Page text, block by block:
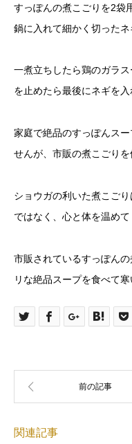
すっぽんの煮こごりを2袋
鍋に入れて細かく切ったネ
一煮立ちしたら鶏のガラ
を止めたら最後にネギを入
家庭で絶品のすっぽんス
せんが、市販の煮こごりを
ショウガの利いた煮こご
ではなく、心と体を温め
市販されているすっぽん
リな絶品スープを食べて
関連記事